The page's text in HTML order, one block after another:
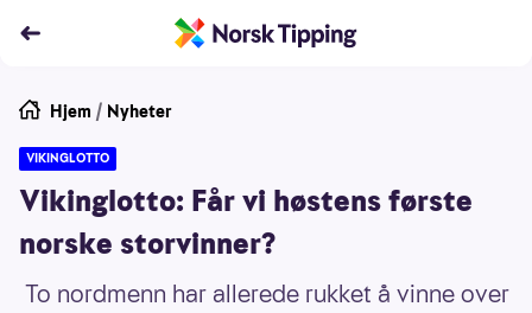
Hjem / Nyheter
VIKINGLOTTO
Vikinglotto: Får vi høstens første
norske storvinner?
To nordmenn har allerede rukket å vinne over